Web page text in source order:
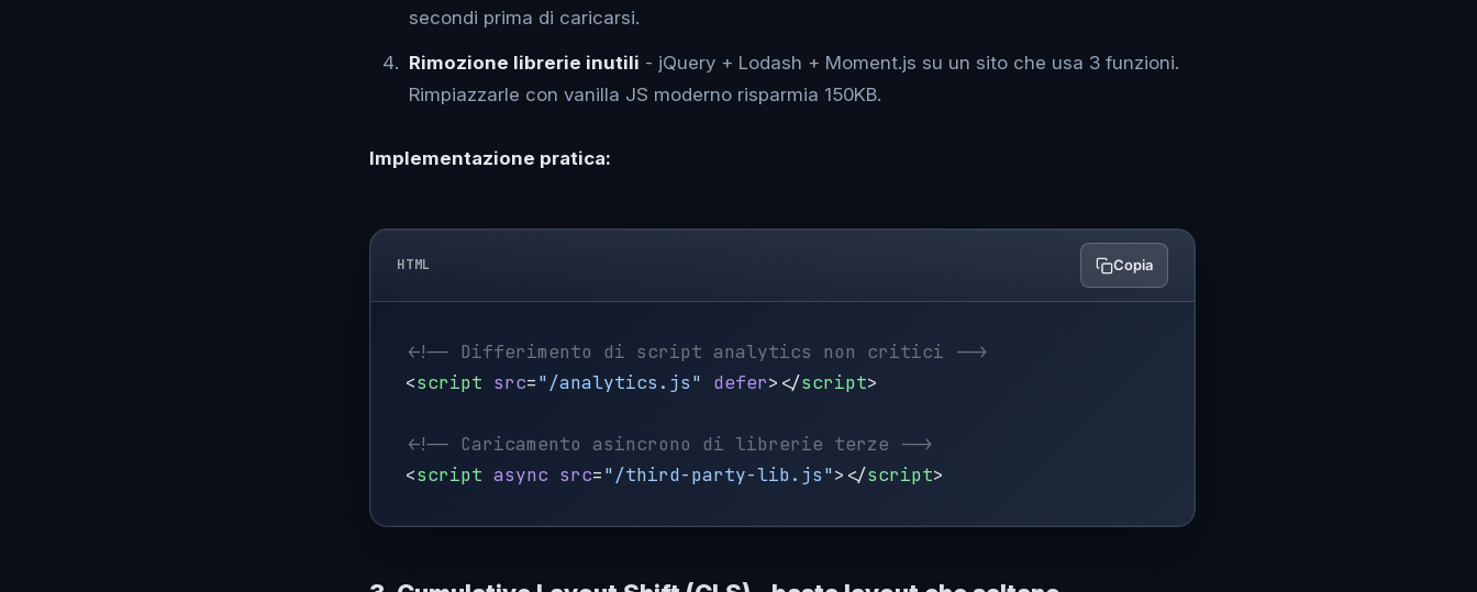
secondi prima di caricarsi.
Rimozione librerie inutili - jQuery + Lodash + Moment.js su un sito che usa 3 funzioni.
Rimpiazzarle con vanilla JS moderno risparmia 150KB.
Implementazione pratica:
HTML Copia
<script src="/analytics.js" defer></script
<script async src="/third-party-lib.js"></script